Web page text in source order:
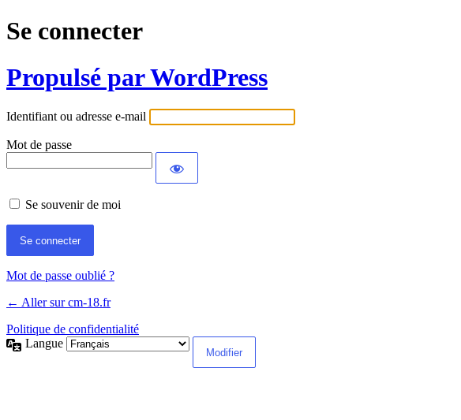
Se connecter
Propulsé par WordPress
Identifiant ou adresse e-mail
Mot de passe
Se souvenir de moi
Mot de passe oublié ?
← Aller sur cm-18.fr
Politique de confidentialité
Langue